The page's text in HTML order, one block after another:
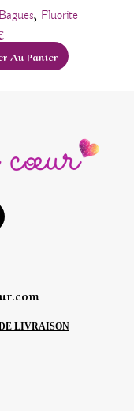
Bagues, Fluorite
Au Panier
LIVRAISON